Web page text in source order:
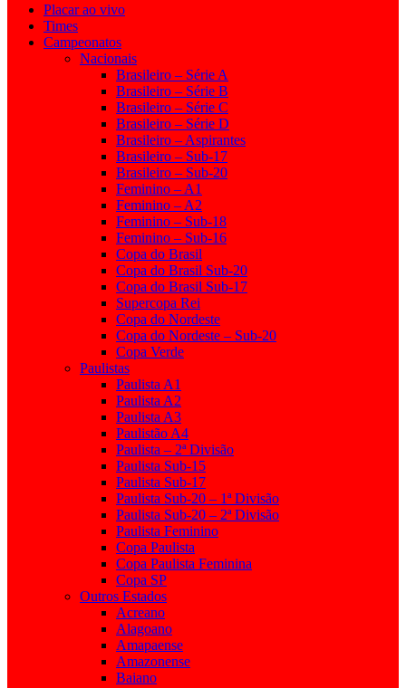
Placar ao vivo
Times
Campeonatos
Nacionais
Brasileiro – Série A
Brasileiro – Série B
Brasileiro – Série C
Brasileiro – Série D
Brasileiro – Aspirantes
Brasileiro – Sub-17
Brasileiro – Sub-20
Feminino – A1
Feminino – A2
Feminino – Sub-18
Feminino – Sub-16
Copa do Brasil
Copa do Brasil Sub-20
Copa do Brasil Sub-17
Supercopa Rei
Copa do Nordeste
Copa do Nordeste – Sub-20
Copa Verde
Paulistas
Paulista A1
Paulista A2
Paulista A3
Paulistão A4
Paulista – 2ª Divisão
Paulista Sub-15
Paulista Sub-17
Paulista Sub-20 – 1ª Divisão
Paulista Sub-20 – 2ª Divisão
Paulista Feminino
Copa Paulista
Copa Paulista Feminina
Copa SP
Outros Estados
Acreano
Alagoano
Amapaense
Amazonense
Baiano